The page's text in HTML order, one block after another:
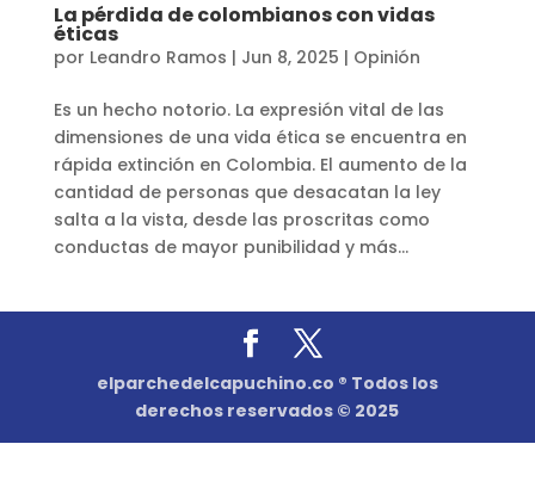
La pérdida de colombianos con vidas
éticas
por Leandro Ramos | Jun 8, 2025 | Opinión
Es un hecho notorio. La expresión vital de las
dimensiones de una vida ética se encuentra en
rápida extinción en Colombia. El aumento de la
cantidad de personas que desacatan la ley
salta a la vista, desde las proscritas como
conductas de mayor punibilidad y más...
elparchedelcapuchino.co ® Todos los
derechos reservados © 2025